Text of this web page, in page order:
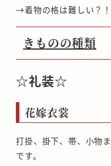
→着物の格は難しい？！
きものの種類
☆礼装☆
花嫁衣裳
打掛、掛下、帯、小物
です。